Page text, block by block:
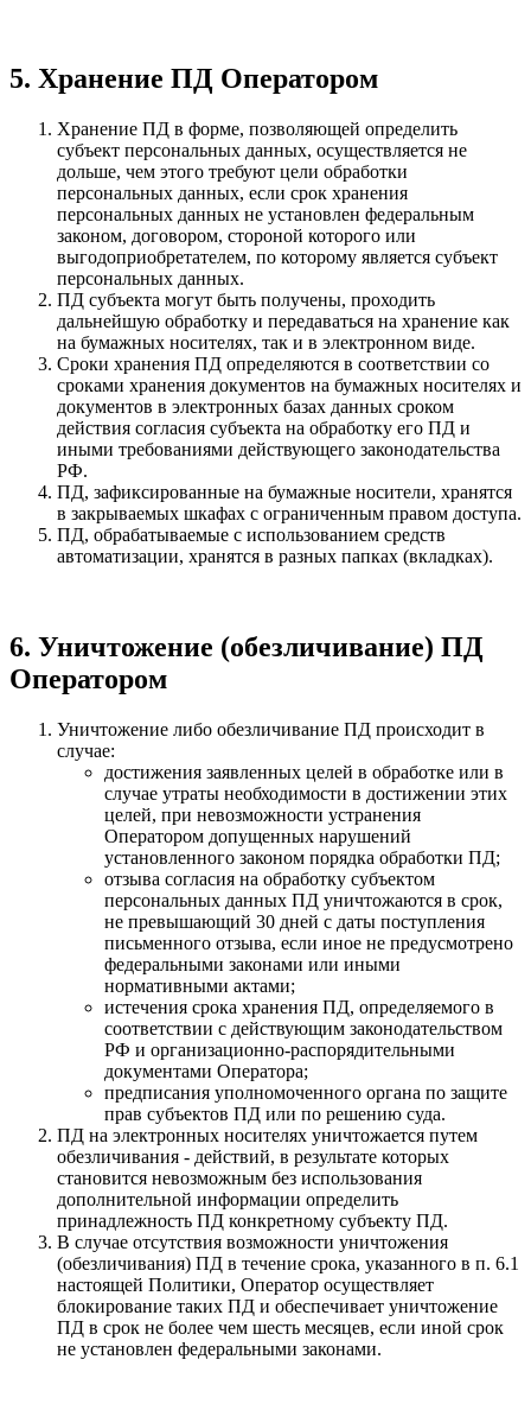
5. Хранение ПД Оператором
Хранение ПД в форме, позволяющей определить
субъект персональных данных, осуществляется не
дольше, чем этого требуют цели обработки
персональных данных, если срок хранения
персональных данных не установлен федеральным
законом, договором, стороной которого или
выгодоприобретателем, по которому является субъект
персональных данных.
ПД субъекта могут быть получены, проходить
дальнейшую обработку и передаваться на хранение как
на бумажных носителях, так и в электронном виде.
Сроки хранения ПД определяются в соответствии со
сроками хранения документов на бумажных носителях и
документов в электронных базах данных сроком
действия согласия субъекта на обработку его ПД и
иными требованиями действующего законодательства
РФ.
ПД, зафиксированные на бумажные носители, хранятся
в закрываемых шкафах с ограниченным правом доступа.
ПД, обрабатываемые с использованием средств
автоматизации, хранятся в разных папках (вкладках).
6. Уничтожение (обезличивание) ПД
Оператором
Уничтожение либо обезличивание ПД происходит в
случае:
достижения заявленных целей в обработке или в
случае утраты необходимости в достижении этих
целей, при невозможности устранения
Оператором допущенных нарушений
установленного законом порядка обработки ПД;
отзыва согласия на обработку субъектом
персональных данных ПД уничтожаются в срок,
не превышающий 30 дней с даты поступления
письменного отзыва, если иное не предусмотрено
федеральными законами или иными
нормативными актами;
истечения срока хранения ПД, определяемого в
соответствии с действующим законодательством
РФ и организационно-распорядительными
документами Оператора;
предписания уполномоченного органа по защите
прав субъектов ПД или по решению суда.
ПД на электронных носителях уничтожается путем
обезличивания - действий, в результате которых
становится невозможным без использования
дополнительной информации определить
принадлежность ПД конкретному субъекту ПД.
В случае отсутствия возможности уничтожения
(обезличивания) ПД в течение срока, указанного в п. 6.1
настоящей Политики, Оператор осуществляет
блокирование таких ПД и обеспечивает уничтожение
ПД в срок не более чем шесть месяцев, если иной срок
не установлен федеральными законами.